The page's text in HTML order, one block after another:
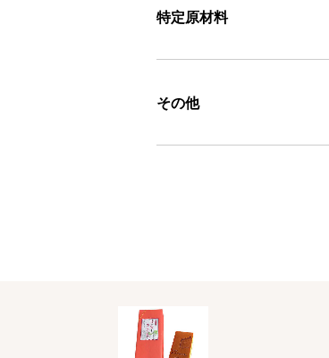
特定原材料
その他